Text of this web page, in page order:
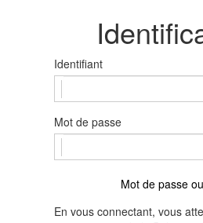
Identifiant
Mot de passe
Mot de passe
En vous connectant, vous